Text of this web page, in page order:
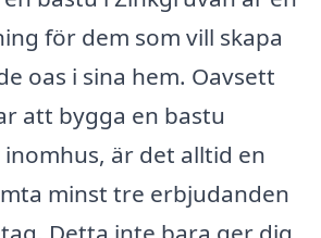
för dem som vill skapa
oas i sina hem. Oavsett
att bygga en bastu
är det alltid en
minst tre erbjudanden